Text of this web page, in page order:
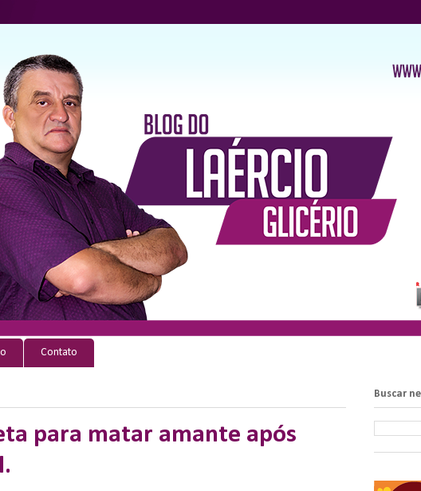
Contato
para matar amante após
Buscar